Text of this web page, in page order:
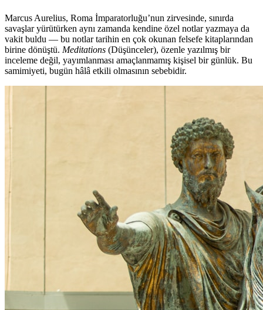
Marcus Aurelius, Roma İmparatorluğu’nun zirvesinde, sınırda
savaşlar yürütürken aynı zamanda kendine özel notlar yazmaya da
vakit buldu — bu notlar tarihin en çok okunan felsefe kitaplarından
birine dönüştü. Meditations (Düşünceler), özenle yazılmış bir
inceleme değil, yayımlanması amaçlanmamış kişisel bir günlük. Bu
samimiyeti, bugün hâlâ etkili olmasının sebebidir.